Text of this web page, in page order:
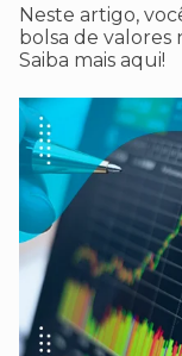
Neste artigo,
bolsa de valores
Saiba mais aqui!